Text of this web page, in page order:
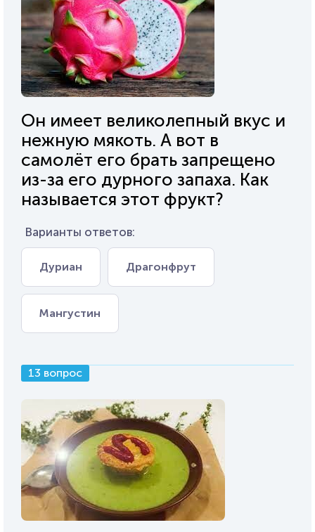
Он имеет великолепный вкус и
нежную мякоть. А вот в
самолёт его брать запрещено
из-за его дурного запаха. Как
называется этот фрукт?
Варианты ответов:
Дуриан Драгонфрут
Мангустин
13 вопрос